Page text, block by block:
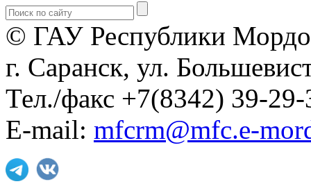
© ГАУ Республики
г. Саранск, ул.
Тел./факс +7(8342) 39-29-
E-mail: mfcrm@mfc.e-